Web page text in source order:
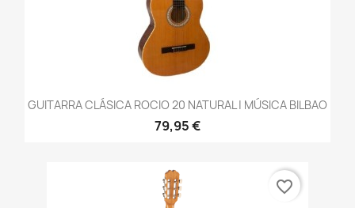
GUITARRA CLÁSICA ROCIO 20 NATURAL | MÚSICA BILBAO
79,95 €
favorite_border